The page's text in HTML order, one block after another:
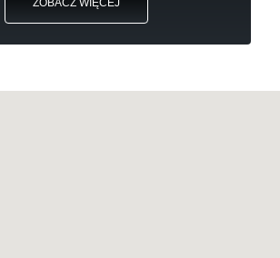
ZOBACZ WIĘCEJ